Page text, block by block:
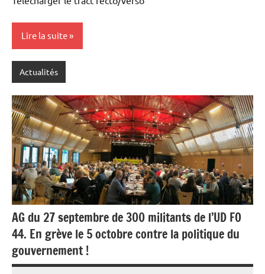
Lire la suite
Actualités
AG du 27 septembre de 300 militants de l’UD FO
44. En grève le 5 octobre contre la politique du
gouvernement !